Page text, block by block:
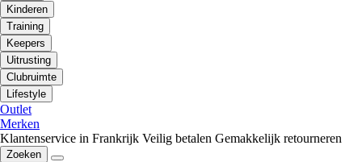
Kinderen
Training
Keepers
Uitrusting
Clubruimte
Lifestyle
Outlet
Merken
Klantenservice in Frankrijk Veilig betalen Gemakkelijk retourneren
Zoeken